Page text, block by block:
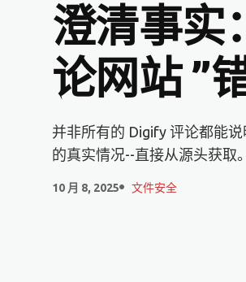
澄清事实
论网站 ”
并非所有的 Digify 评论都能
的真实情况--直接从源头获取
10 月 8, 2025 文件安全